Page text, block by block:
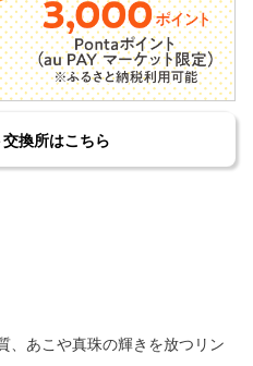
換所はこちら
、あこや真珠の輝きを放つリン